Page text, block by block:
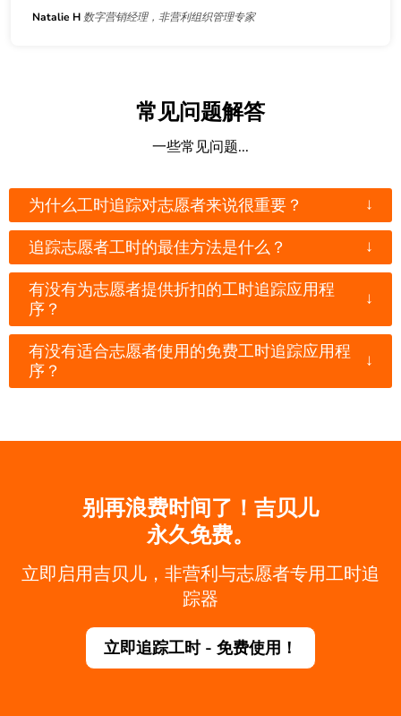
Natalie H 数字营销经理，非营利组织管理专家
常见问题解答
一些常见问题...
为什么工时追踪对志愿者来说很重要？ ↓
追踪志愿者工时的最佳方法是什么？ ↓
有没有为志愿者提供折扣的工时追踪应用程
序？
↓
有没有适合志愿者使用的免费工时追踪应用程
序？
↓
别再浪费时间了！吉贝儿
永久免费。
立即启用吉贝儿，非营利与志愿者专用工时追
踪器
立即追踪工时 - 免费使用！